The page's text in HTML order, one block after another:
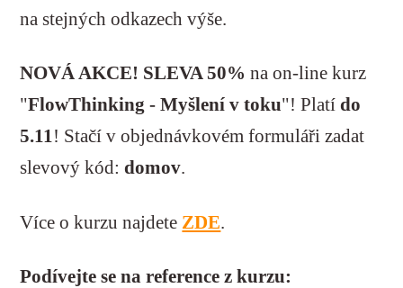
na stejných odkazech výše.
NOVÁ AKCE! SLEVA 50% na on-line kurz
"FlowThinking - Myšlení v toku"! Platído
5.11! Stačí v objednávkovém formuláři zadat
slevový kód:domov.
Více o kurzu najdete ZDE.
Podívejte se na reference z kurzu: